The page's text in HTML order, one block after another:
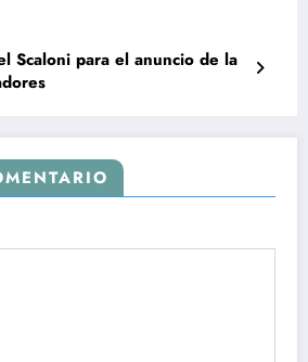
Scaloni para el anuncio de la